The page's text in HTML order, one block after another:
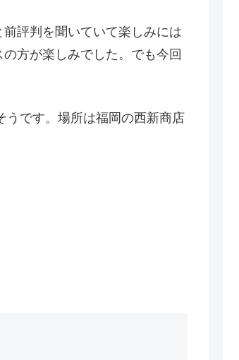
評判を聞いていて楽しみには
方が楽しみでした。でも今回
うです。場所は福岡の西新商店